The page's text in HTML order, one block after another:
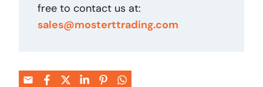
free to contact us at:
sales@mosterttrading.com